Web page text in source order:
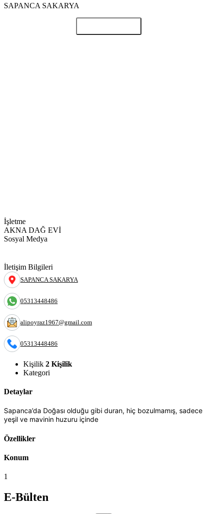
SAPANCA SAKARYA
İşletme
AKNA DAĞ EVİ
Sosyal Medya
İletişim Bilgileri
SAPANCA SAKARYA
05313448486
alipoyraz1967@gmail.com
05313448486
Kişilik 2 Kişilik
Kategori
Detaylar
Sapanca’da Doğası olduğu gibi duran, hiç bozulmamış, sadece
yeşil ve mavinin huzuru içinde
Özellikler
Konum
1
E-Bülten